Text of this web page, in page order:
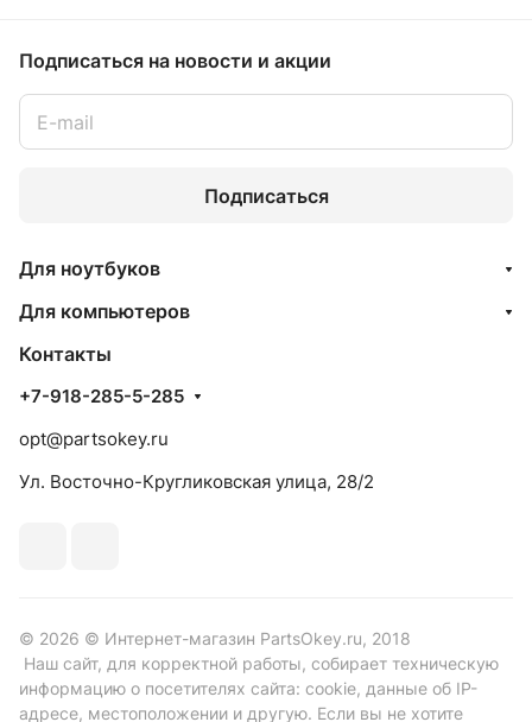
Подписаться на новости и акции
Подписаться
Для ноутбуков
Для компьютеров
Контакты
+7-918-285-5-285
opt@partsokey.ru
Ул. Восточно-Кругликовская улица, 28/2
© 2026 © Интернет-магазин PartsOkey.ru, 2018
Наш сайт, для корректной работы, собирает техническую
информацию о посетителях сайта: cookie, данные об IP-
адресе, местоположении и другую. Если вы не хотите